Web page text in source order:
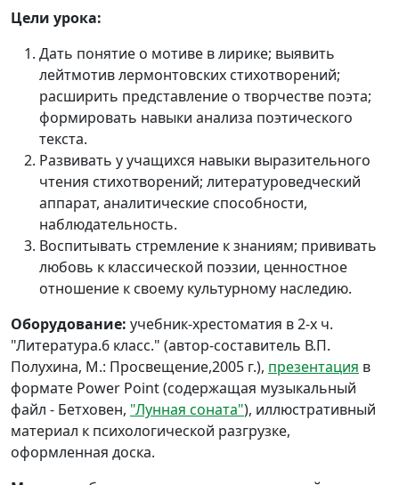
Цели урока:
Дать понятие о мотиве в лирике; выявить
лейтмотив лермонтовских стихотворений;
расширить представление о творчестве поэта;
формировать навыки анализа поэтического
текста.
Развивать у учащихся навыки выразительного
чтения стихотворений; литературоведческий
аппарат, аналитические способности,
наблюдательность.
Воспитывать стремление к знаниям; прививать
любовь к классической поэзии, ценностное
отношение к своему культурному наследию.
Оборудование: учебник-хрестоматия в 2-х ч.
"Литература.6 класс." (автор-составитель В.П.
Полухина, М.: Просвещение,2005 г.), презентация в
формате Power Point (содержащая музыкальный
файл - Бетховен, "Лунная соната"), иллюстративный
материал к психологической разгрузке,
оформленная доска.